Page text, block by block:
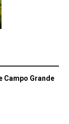
Campo Grande